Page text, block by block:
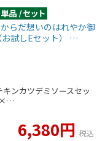
らだ想いのはれやか御
お試しEセット） …
ンカツデミソースセッ
×…
6,380円 税込